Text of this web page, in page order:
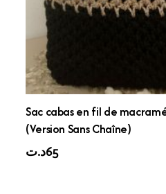
Sac cabas en fil de
(Version Sans Chaîne)
65د.ت